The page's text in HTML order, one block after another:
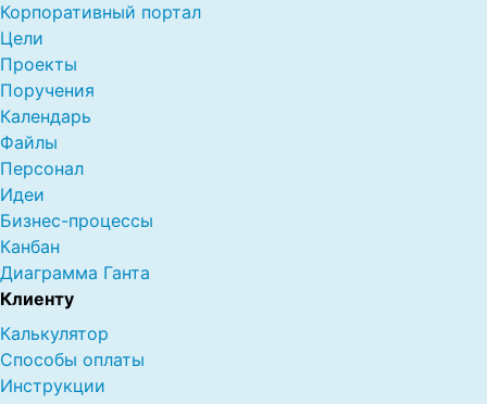
Корпоративный портал
Цели
Проекты
Поручения
Календарь
Файлы
Персонал
Идеи
Бизнес-процессы
Канбан
Диаграмма Ганта
Клиенту
Калькулятор
Способы оплаты
Инструкции